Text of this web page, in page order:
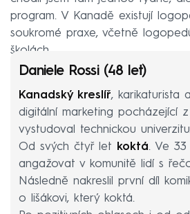
program. V Kanadě existují
soukromé praxe, včetně
školách.
Daniele Rossi (48 let)
Kanadský kreslíř, karikaturista
digitální marketing pocházející
vystudoval technickou
Od svých čtyř let
koktá. Ve 33
angažovat v komunitě lidí s
Následně nakreslil první díl
o lišákovi, který koktá.